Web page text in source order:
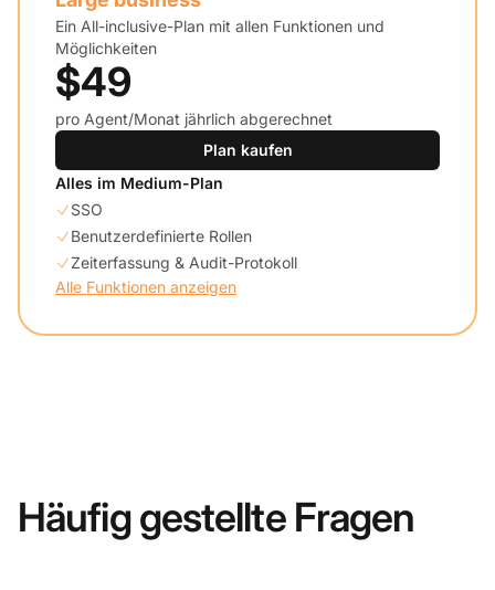
Ein All-inclusive-Plan mit allen Funktionen und
Möglichkeiten
$49
pro Agent/Monat jährlich abgerechnet
Plan kaufen
Alles im Medium-Plan
SSO
Benutzerdefinierte Rollen
Zeiterfassung & Audit-Protokoll
Alle Funktionen anzeigen
Häufig gestellte Fragen